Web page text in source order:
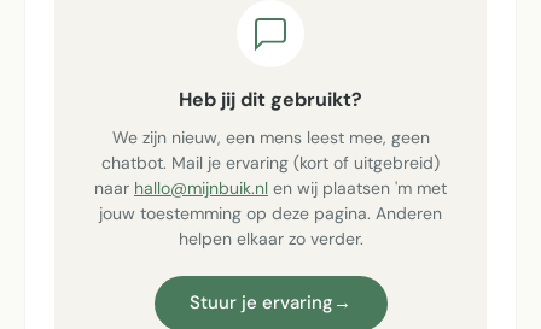
Heb jij dit gebruikt?
We zijn nieuw, een mens leest mee, geen
chatbot. Mail je ervaring (kort of uitgebreid)
naar hallo@mijnbuik.nl en wij plaatsen 'm met
jouw toestemming op deze pagina. Anderen
helpen elkaar zo verder.
Stuur je ervaring →